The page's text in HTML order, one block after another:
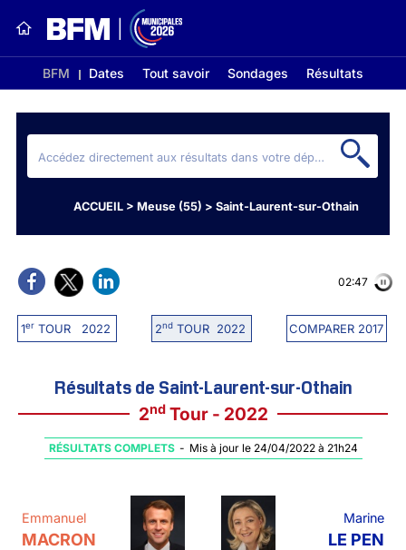
BFM Dates Tout savoir Sondages Résultats
ACCUEIL> Meuse (55) > Saint-Laurent-sur-Othain
1erTOUR 2022 2ndTOUR 2022 COMPARER 2017
02:47
Résultats de Saint-Laurent-sur-Othain
2ndTour - 2022
RÉSULTATS COMPLETS - Mis à jour le 24/04/2022 à 21h24
Emmanuel
MACRON
Marine
LE PEN